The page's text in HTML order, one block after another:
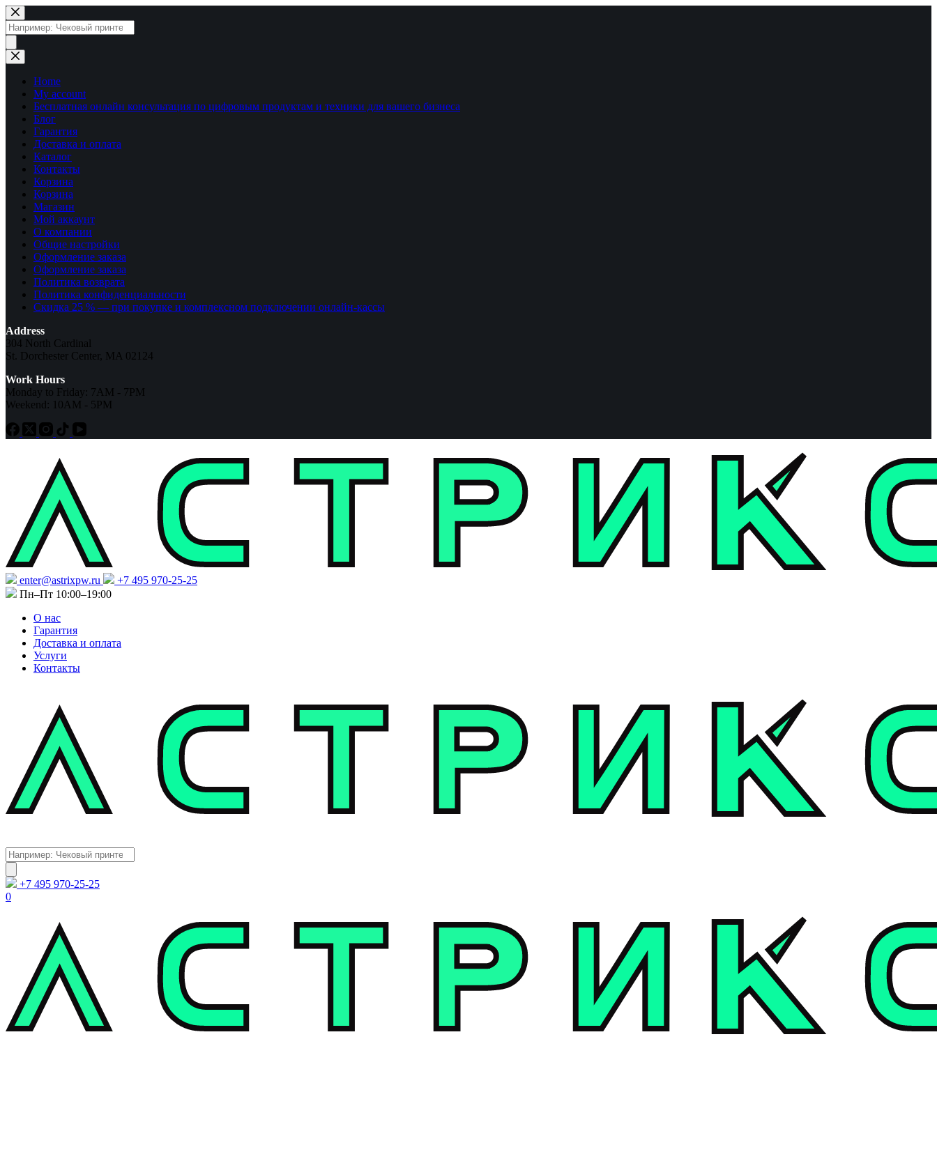
Перейти
к
сути
Поиск
товаров
Home
My account
Бесплатная онлайн консультация по цифровым продуктам и техники для вашего бизнеса
Блог
Гарантия
Доставка и оплата
Каталог
Контакты
Корзина
Корзина
Магазин
Мой аккаунт
О компании
Общие настройки
Оформление заказа
Оформление заказа
Политика возврата
Политика конфиденциальности
Скидка 25 % — при покупке и комплексном подключении онлайн-кассы
Address
304 North Cardinal
St. Dorchester Center, MA 02124
Work Hours
Monday to Friday: 7AM - 7PM
Weekend: 10AM - 5PM
enter@astrixpw.ru
+7 495 970-25-25
Пн–Пт 10:00–19:00
О нас
Гарантия
Доставка и оплата
Услуги
Контакты
Поиск
товаров
+7 495 970-25-25
0